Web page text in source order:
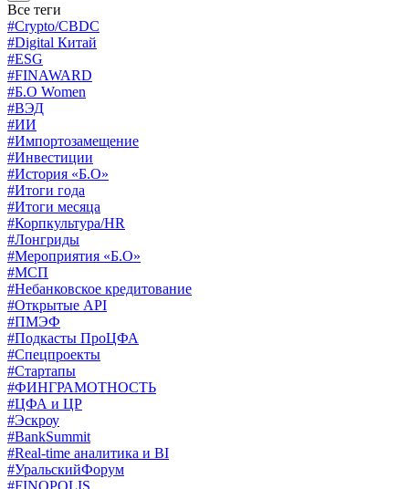
Все теги
#Crypto/CBDC
#Digital Китай
#ESG
#FINAWARD
#Б.О Women
#ВЭД
#ИИ
#Импортозамещение
#Инвестиции
#История «Б.О»
#Итоги года
#Итоги месяца
#Корпкультура/HR
#Лонгриды
#Мероприятия «Б.О»
#МСП
#Небанковское кредитование
#Открытые API
#ПМЭФ
#Подкасты ПроЦФА
#Спецпроекты
#Стартапы
#ФИНГРАМОТНОСТЬ
#ЦФА и ЦР
#Эскроу
#BankSummit
#Real-time аналитика и BI
#УральскийФорум
#FINOPOLIS